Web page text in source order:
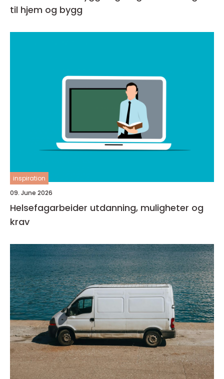
til hjem og bygg
inspiration
09. June 2026
Helsefagarbeider utdanning, muligheter og
krav